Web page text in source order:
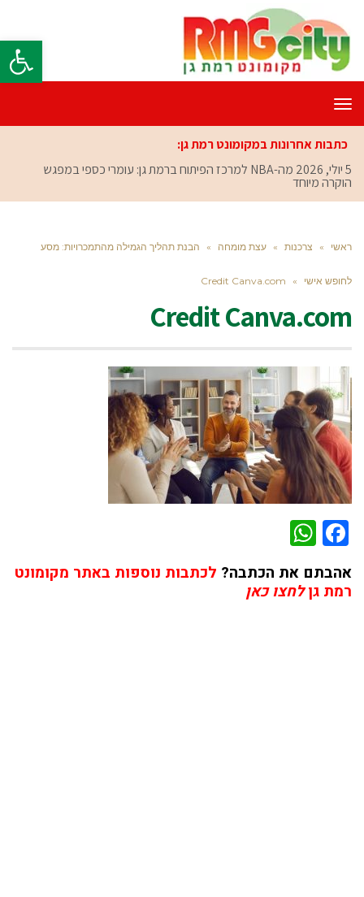
פתח
תפריט
כתבות אחרונות במקומונט רמת גן:
5 יולי, 2026
מה-NBA למרכז הפיתוח ברמת גן: עומרי כספי במפגש
הוקרה מיוחד
ראשי » צרכנות » עצת מומחה » הבנת תהליך הגמילה מהתמכרויות: מסע
לחופש אישי »
Credit Canva.com
Credit Canva.com
Facebook
אהבתם את הכתבה? לכתבות נוספות באתר מקומונט
רמת גןלחצו כאן